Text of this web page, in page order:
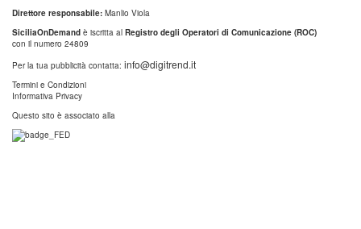
Direttore responsabile: Manlio Viola
SiciliaOnDemand è iscritta al Registro degli Operatori di Comunicazione (ROC)
con il numero 24809
Per la tua pubblicità contatta: info@digitrend.it
Termini e Condizioni
Informativa Privacy
Questo sito è associato alla